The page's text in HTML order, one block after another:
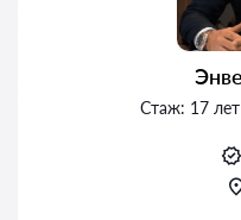
Стаж: 17 лет